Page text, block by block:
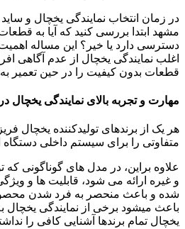
در زمان انتخاب نمایندگی یخچال و
مشهد ابتدا بررسی کنید که آیا به
دسترسی دارد یا خیر؟ این مساله اهمیت
اغلب نمایندگی یخچال از عدم آگاهی
قطعات بدون کیفیت را در حین تعمیر به
مهارت و تجربه بالای نمایندگی
هر یک از برندهای تولیدکننده یخچال
متفاوتی را برای سیستم داخلی دستگاه
علاوه براین، در مدل های گوناگونی
و غیره ارائه می شود، قابلیت ها و
شده و باعث منحصر به فرد شدن
باعث میشود برخی از نمایندگی یخچال
یخچال تمام برندها آشنایی کافی را